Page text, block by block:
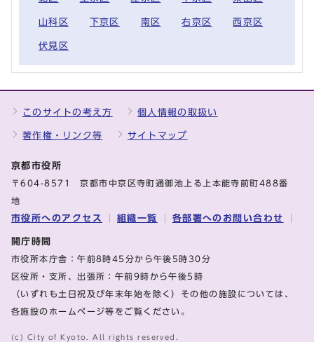
山科区 下京区 南区 右京区 西京区
伏見区
このサイトの考え方 個人情報の取扱い
著作権・リンク等 サイトマップ
京都市役所
〒604-8571 京都市中京区寺町通御池上る上本能寺前町488番
地
市役所へのアクセス 組織一覧 各部署へのお問い合わせ
開庁時間
市役所本庁舎：午前8時45分から午後5時30分
区役所・支所、出張所：午前9時から午後5時
（いずれも土日祝及び年末年始を除く）その他の施設については、
各施設のホームページ等をご覧ください。
(c) City of Kyoto. All rights reserved.